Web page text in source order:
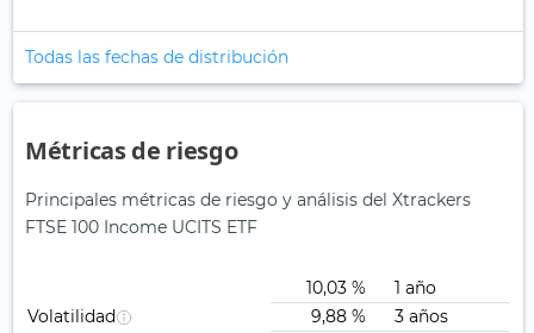
Todas las fechas de distribución
Métricas de riesgo
Principales métricas de riesgo y análisis del Xtrackers
FTSE 100 Income UCITS ETF
Volatilidad
10,03 %
1 año
9,88 %
3 años